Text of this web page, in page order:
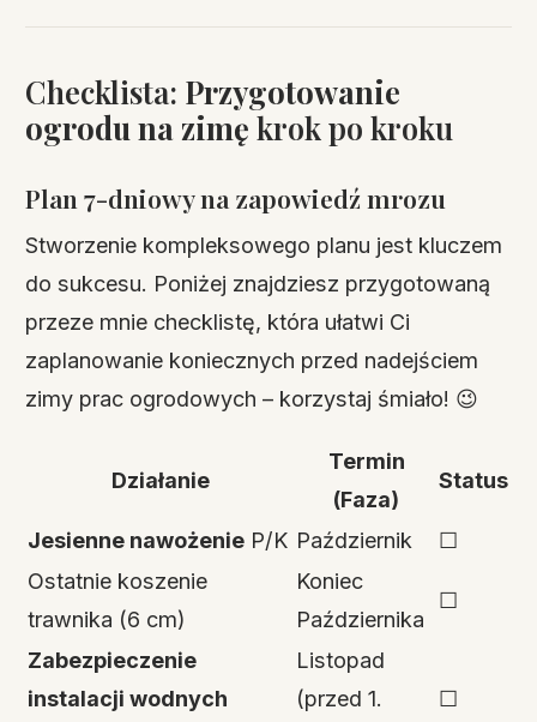
Checklista: Przygotowanie
ogrodu na zimę krok po kroku
Plan 7-dniowy na zapowiedź mrozu
Stworzenie kompleksowego planu jest kluczem
do sukcesu. Poniżej znajdziesz przygotowaną
przeze mnie checklistę, która ułatwi Ci
zaplanowanie koniecznych przed nadejściem
zimy prac ogrodowych – korzystaj śmiało! 😉
Działanie
Termin
(Faza)
Status
Jesienne nawożenie P/K Październik
☐
Ostatnie koszenie
trawnika (6 cm)
Koniec
Października
☐
Zabezpieczenie
instalacji wodnych
Listopad
(przed 1.
☐